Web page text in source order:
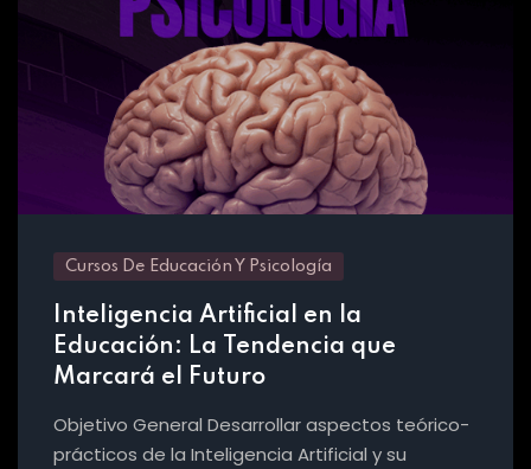
Cursos De Educación Y Psicología
Inteligencia Artificial en la
Educación: La Tendencia que
Marcará el Futuro
Objetivo General Desarrollar aspectos teórico-
prácticos de la Inteligencia Artificial y su